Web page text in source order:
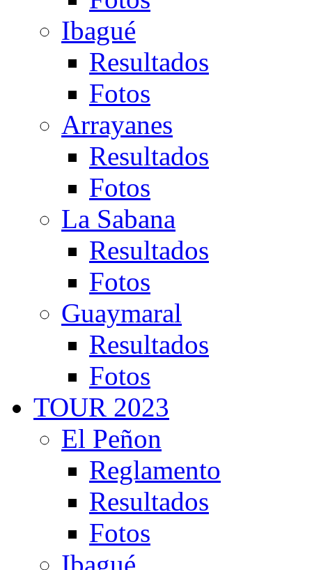
Ibagué
Resultados
Fotos
Arrayanes
Resultados
Fotos
La Sabana
Resultados
Fotos
Guaymaral
Resultados
Fotos
TOUR 2023
El Peñon
Reglamento
Resultados
Fotos